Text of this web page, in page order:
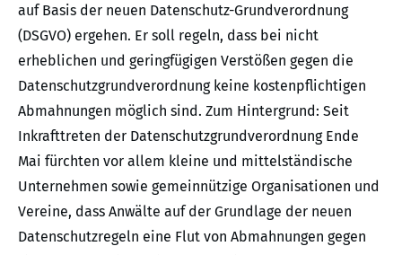
auf Basis der neuen Datenschutz-Grundverordnung
(DSGVO) ergehen. Er soll regeln, dass bei nicht
erheblichen und geringfügigen Verstößen gegen die
Datenschutzgrundverordnung keine kostenpflichtigen
Abmahnungen möglich sind. Zum Hintergrund: Seit
Inkrafttreten der Datenschutzgrundverordnung Ende
Mai fürchten vor allem kleine und mittelständische
Unternehmen sowie gemeinnützige Organisationen und
Vereine, dass Anwälte auf der Grundlage der neuen
Datenschutzregeln eine Flut von Abmahnungen gegen